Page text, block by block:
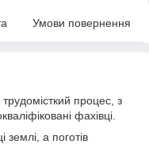
Умови повернення
процес, з
фахівці.
землі, а поготів